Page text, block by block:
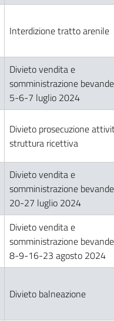
Interdizione tratto arenile
Divieto vendita e
somministrazione bevande
5-6-7 luglio 2024
Divieto prosecuzione
struttura ricettiva
Divieto vendita e
somministrazione bevande
20-27 luglio 2024
Divieto vendita e
somministrazione bevande
8-9-16-23 agosto 2024
Divieto balneazione